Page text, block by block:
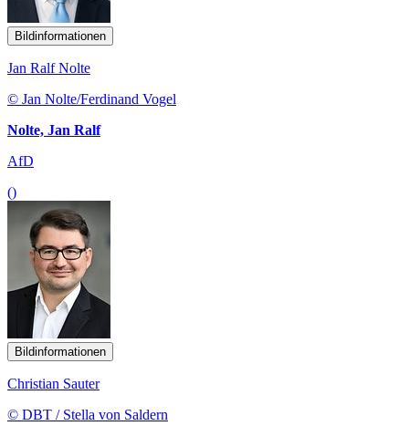
Bildinformationen
Jan Ralf Nolte
© Jan Nolte/Ferdinand Vogel
Nolte, Jan Ralf
AfD
()
Bildinformationen
Christian Sauter
© DBT / Stella von Saldern